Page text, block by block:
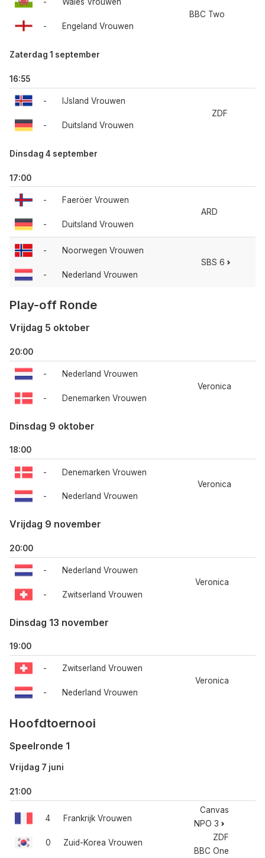
-
-
Wales Vrouwen
Engeland Vrouwen
BBC Two
Zaterdag 1 september
16:55
-
-
IJsland Vrouwen
Duitsland Vrouwen
ZDF
Dinsdag 4 september
17:00
-
-
Faeröer Vrouwen
Duitsland Vrouwen
ARD
-
-
Noorwegen Vrouwen
Nederland Vrouwen
SBS 6
Play-off Ronde
Vrijdag 5 oktober
20:00
-
-
Nederland Vrouwen
Denemarken Vrouwen
Veronica
Dinsdag 9 oktober
18:00
-
-
Denemarken Vrouwen
Nederland Vrouwen
Veronica
Vrijdag 9 november
20:00
-
-
Nederland Vrouwen
Zwitserland Vrouwen
Veronica
Dinsdag 13 november
19:00
-
-
Zwitserland Vrouwen
Nederland Vrouwen
Veronica
Hoofdtoernooi
Speelronde 1
Vrijdag 7 juni
21:00
4
0
Frankrijk Vrouwen
Zuid-Korea Vrouwen
Canvas
NPO 3
ZDF
BBC One